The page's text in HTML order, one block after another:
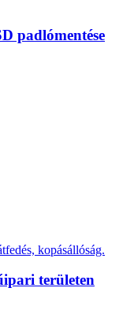
padlómentése
területen